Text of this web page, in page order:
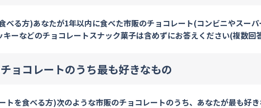
べる方)あなたが1年以内に食べた市販のチョコレート(コンビニやスー
ーなどのチョコレートスナック菓子は含めずにお答えください(複数回
ョコレートのうち最も好きなもの
トを食べる方)次のような市販のチョコレートのうち、あなたが最も好